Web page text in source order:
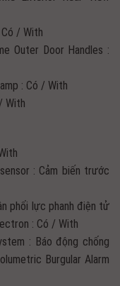
/ With
Outer Door Handles :
: Có / With
With
: Cảm biến trước
phối lực phanh điện tử
: Có / With
: Báo động chống
Burgular Alarm